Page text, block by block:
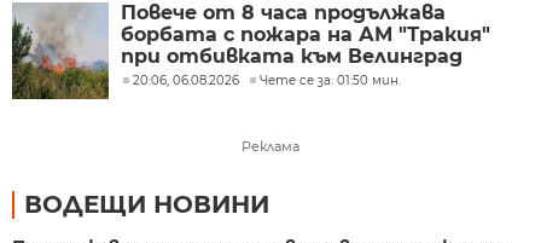
Повече от 8 часа продължава
борбата с пожара на АМ "Тракия"
при отбивката към Велинград
20:06, 06.08.2026 Чете се за: 01:50 мин.
Реклама
ВОДЕЩИ НОВИНИ